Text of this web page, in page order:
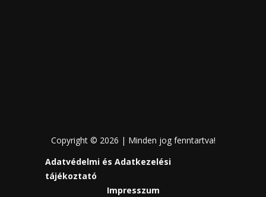
Copyright © 2026 | Minden jog fenntartva!
Adatvédelmi és Adatkezelési
tájékoztató
Impresszum